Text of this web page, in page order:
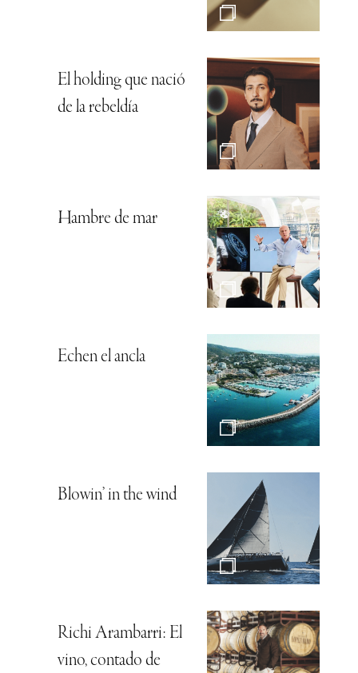
El holding que nació
de la rebeldía
Hambre de mar
Echen el ancla
Blowin’ in the wind
Richi Arambarri: El
vino, contado de